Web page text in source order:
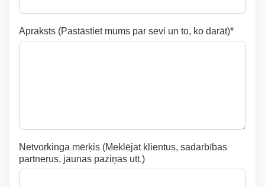
Apraksts (Pastāstiet mums par sevi un to, ko darāt)*
Netvorkinga mērķis (Meklējat klientus, sadarbības
partnerus, jaunas paziņas utt.)